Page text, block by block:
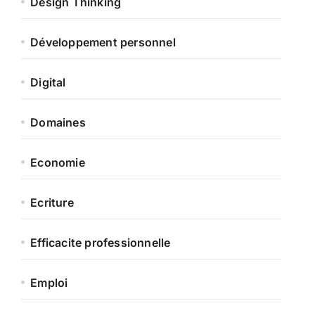
Développement personnel
Digital
Domaines
Economie
Ecriture
Efficacite professionnelle
Emploi